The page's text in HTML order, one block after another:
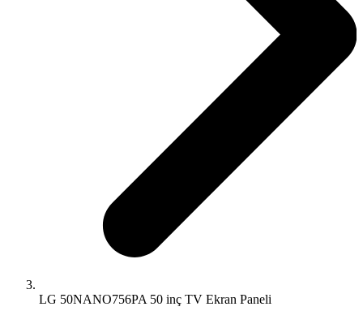
LG 50NANO756PA 50 inç TV Ekran Paneli